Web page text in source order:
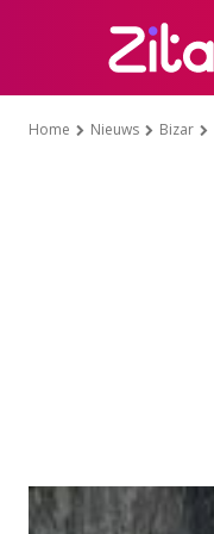
Home Nieuws Bizar